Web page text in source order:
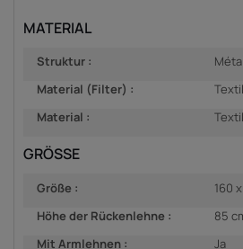
MATERIAL
Struktur :
Métal
Material (Filter) :
Material :
GRÖSSE
Größe :
160
Höhe der Rückenlehne :
85
Mit Armlehnen :
Ja